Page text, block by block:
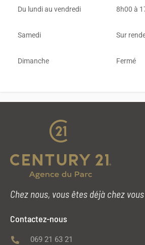
Du lundi au vendredi 8h00 à
Samedi Sur
Dimanche Fermé
Chez nous, vous êtes déjà chez
Contactez-nous
069 21 63 21